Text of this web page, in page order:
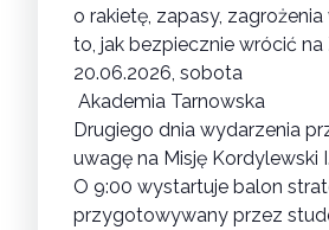
o rakietę, zapasy,
to, jak bezpiecznie wrócić na
20.06.2026, sobota
Akademia Tarnowska
Drugiego dnia wydarzenia
uwagę na Misję Kordylewski I.
O 9:00 wystartuje balon
przygotowywany przez